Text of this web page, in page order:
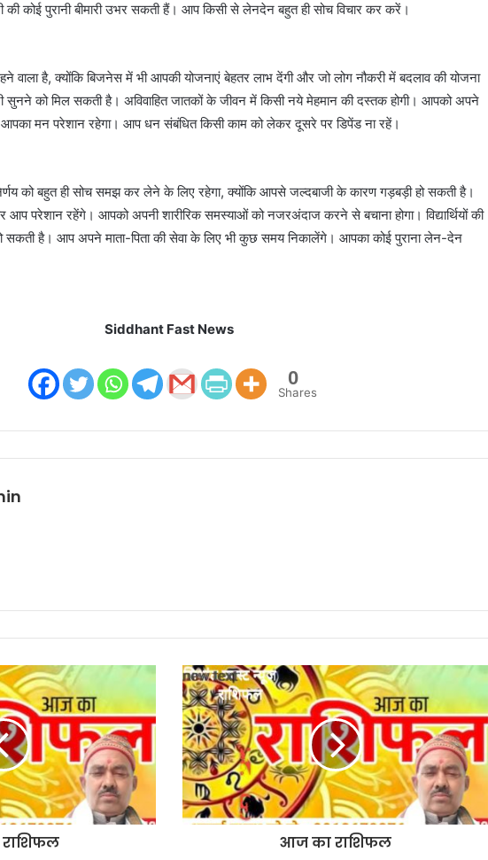
की कोई पुरानी बीमारी उभर सकती हैं। आप किसी से लेनदेन बहुत ही सोच विचार कर करें।
वाला है, क्योंकि बिजनेस में भी आपकी योजनाएं बेहतर लाभ देंगी और जो लोग नौकरी में बदलाव की योजना
सुनने को मिल सकती है। अविवाहित जातकों के जीवन में किसी नये मेहमान की दस्तक होगी। आपको अपने
आपका मन परेशान रहेगा। आप धन संबंधित किसी काम को लेकर दूसरे पर डिपेंड ना रहें।
को बहुत ही सोच समझ कर लेने के लिए रहेगा, क्योंकि आपसे जल्दबाजी के कारण गड़बड़ी हो सकती है।
परेशान रहेंगे। आपको अपनी शारीरिक समस्याओं को नजरअंदाज करने से बचाना होगा। विद्यार्थियों की
सकती है। आप अपने माता-पिता की सेवा के लिए भी कुछ समय निकालेंगे। आपका कोई पुराना लेन-देन
Siddhant Fast News
0
Shares
आज का राशिफल